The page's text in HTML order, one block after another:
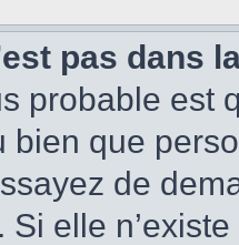
pas dans
probable est
bien que
de
Si elle